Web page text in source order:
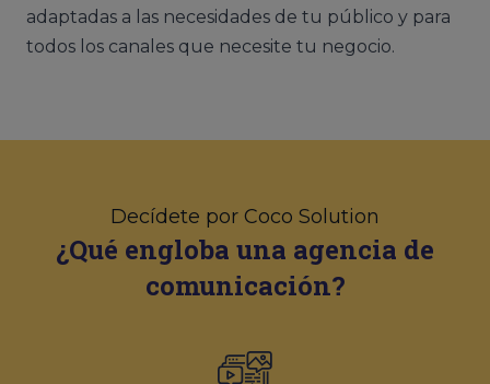
adaptadas a las necesidades de tu público y para
todos los canales que necesite tu negocio.
Decídete por Coco Solution
¿Qué engloba una agencia de
comunicación?